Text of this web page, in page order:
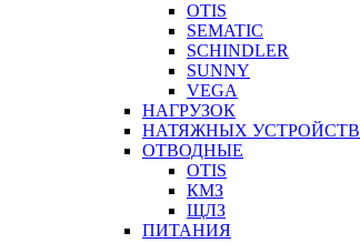
OTIS
SEMATIC
SCHINDLER
SUNNY
VEGA
НАГРУЗОК
НАТЯЖНЫХ УСТРОЙСТВ
ОТВОДНЫЕ
OTIS
КМЗ
ЩЛЗ
ПИТАНИЯ